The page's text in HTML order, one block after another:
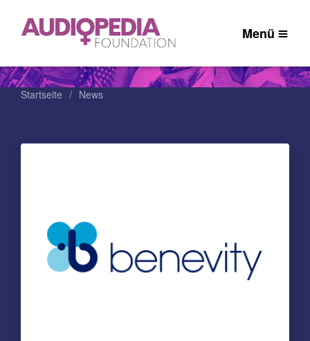
Menü
Startseite News